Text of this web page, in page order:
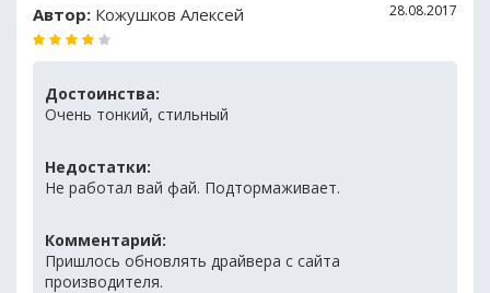
Автор: Кожушков Алексей 28.08.2017
Достоинства:
Очень тонкий, стильный
Недостатки:
Не работал вай фай. Подтормаживает.
Комментарий:
Пришлось обновлять драйвера с сайта
производителя.